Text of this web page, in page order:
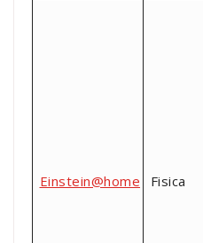
Einstein@home Fisica